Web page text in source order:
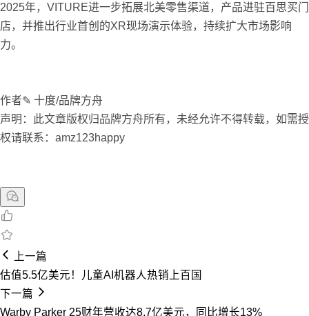
2025年，VITURE进一步拓展北美零售渠道，产品进驻百思买门
店，并推出行业首创的XR现场演示体验，持续扩大市场影响
力。
作者✎ 十度/品牌方舟
声明：此文章版权归品牌方舟所有，未经允许不得转载，如需授
权请联系：amz123happy
上一篇
估值5.5亿美元！儿童AI机器人热销上百国
下一篇
Warby Parker 25财年营收达8.7亿美元，同比增长13%